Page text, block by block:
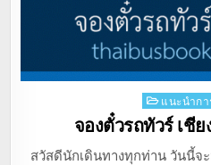
Posted
in
แนะนำกา
จองตั๋วรถทัวร์ เชี
สวัสดีนักเดินทางทุกท่าน วันนี้จ